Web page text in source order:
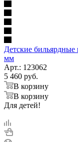
Детские бильярдные
мм
Арт.: 123062
5 460 руб.
В корзину
В корзину
Для детей!